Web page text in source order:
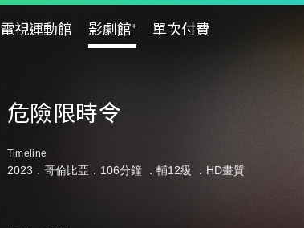
電視運動館 影劇館⁺ 單次付費
危險限時令
Timeline
2023．哥倫比亞．106分鐘 ． 輔12級 ．HD畫質